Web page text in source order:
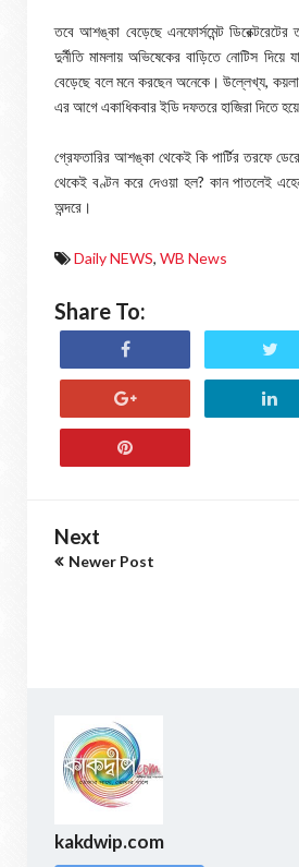
তবে আশঙ্কা বেড়েছে এনফোর্সমেন্ট
দুর্নীতি মামলায় অভিষেকের বাড়িতে নোটিস
বেড়েছে বলে মনে করছেন অনেকে। উল্লেখ্য,
এর আগে একাধিকবার ইডি দফতরে হাজিরা দিতে
গ্রেফতারির আশঙ্কা থেকেই কি পার্টির তরফে
থেকেই বণ্টন করে দেওয়া হল? কান পাতলেই
অন্দরে।
Daily NEWS, WB News
Share To:
Next
Newer Post
kakdwip.com